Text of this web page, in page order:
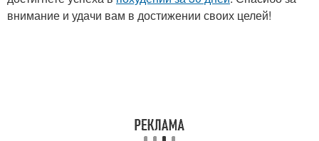
внимание и удачи вам в достижении своих целей!